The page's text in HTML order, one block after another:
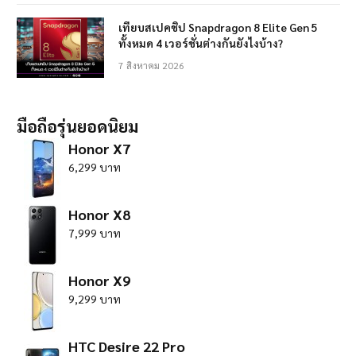
เทียบสเปคชิป Snapdragon 8 Elite Gen 5
ทั้งหมด 4 เวอร์ชั่นต่างกันยังไงบ้าง?
7 สิงหาคม 2026
มือถือรุ่นยอดนิยม
Honor X7
6,299 บาท
Honor X8
7,999 บาท
Honor X9
9,299 บาท
HTC Desire 22 Pro